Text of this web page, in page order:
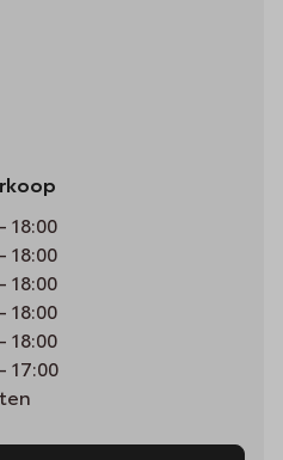
18:00
18:00
18:00
18:00
18:00
17:00